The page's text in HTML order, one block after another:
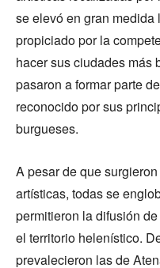
se elevó en gran
propiciado por la
hacer sus ciudades más
pasaron a formar parte
reconocido por sus
burgueses.
A pesar de que
artísticas, todas se
permitieron la difusión
el territorio helenístico.
prevalecieron las de